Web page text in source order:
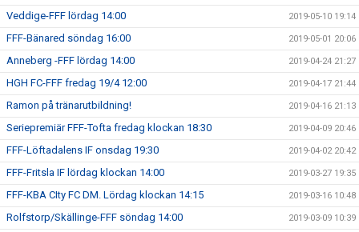
Veddige-FFF lördag 14:00 2019-05-10 19:14
FFF-Bänared söndag 16:00 2019-05-01 20:06
Anneberg -FFF lördag 14:00 2019-04-24 21:27
HGH FC-FFF fredag 19/4 12:00 2019-04-17 21:44
Ramon på tränarutbildning! 2019-04-16 21:13
Seriepremiär FFF-Tofta fredag klockan 18:30 2019-04-09 20:46
FFF-Löftadalens IF onsdag 19:30 2019-04-02 20:42
FFF-Fritsla IF lördag klockan 14:00 2019-03-27 19:35
FFF-KBA CIty FC DM. Lördag klockan 14:15 2019-03-16 10:48
Rolfstorp/Skällinge-FFF söndag 14:00 2019-03-09 10:39